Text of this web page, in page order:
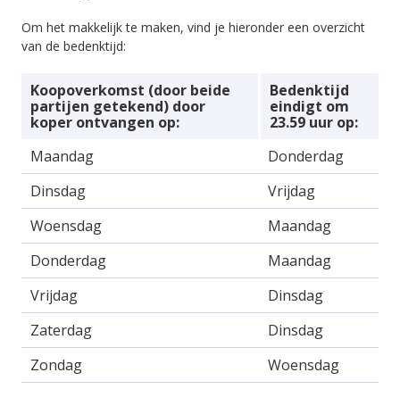
Om het makkelijk te maken, vind je hieronder een overzicht
van de bedenktijd:
Koopoverkomst (door beide
partijen getekend) door
koper ontvangen op:
Bedenktijd
eindigt om
23.59 uur op:
Maandag
Donderdag
Dinsdag
Vrijdag
Woensdag
Maandag
Donderdag
Maandag
Vrijdag
Dinsdag
Zaterdag
Dinsdag
Zondag
Woensdag